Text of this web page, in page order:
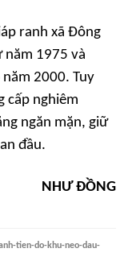
ranh xã Đông
năm 1975 và
2000. Tuy
cấp nghiêm
ngăn mặn, giữ
đầu.
NHƯ ĐỒNG
tien-do-khu-neo-dau-